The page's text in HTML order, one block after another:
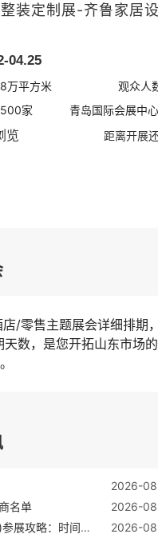
装定制展-齐鲁家居
04.25
万平方米 观众人
家 青岛国际会展中心
览 距离开展
/零售主题展会详细排期
数，是您开拓山东市
2026-
名单
2026-
2027青岛整装定制展-齐鲁家居设计周(QIFF)参展攻略：时间/地点/门票怎么买？
2026-